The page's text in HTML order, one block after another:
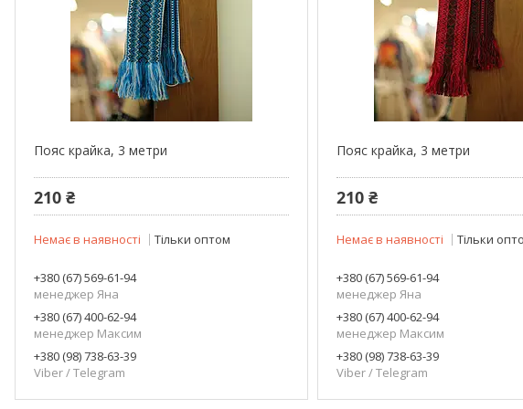
Пояс крайка, 3 метри
210 ₴
Немає в наявності Тільки оптом
+380 (67) 569-61-94
менеджер Яна
+380 (67) 400-62-94
менеджер Максим
+380 (98) 738-63-39
Viber / Telegram
Пояс крайка, 3 метри
210 ₴
Немає в наявності Тільки
+380 (67) 569-61-94
менеджер Яна
+380 (67) 400-62-94
менеджер Максим
+380 (98) 738-63-39
Viber / Telegram